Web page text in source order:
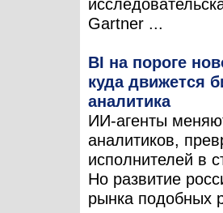
Gartner ...
BI на пороге
куда движется
аналитика
ИИ-агенты
аналитиков,
исполнителей в
Но развитие
рынка подобных